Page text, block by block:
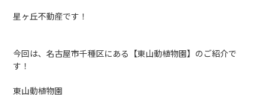
星ヶ丘不動産です！
今回は、名古屋市千種区にある【東山動植物園】のご紹介で
す！
東山動植物園